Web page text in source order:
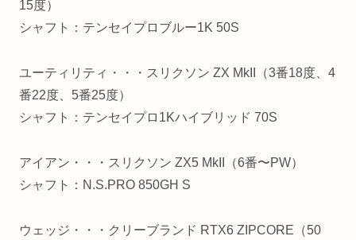
15度）
シャフト：テンセイプロブルー1K 50S
ユーティリティ・・・スリクソン ZX MkII（3番18度、4
番22度、5番25度）
シャフト：テンセイプロ1Kハイブリッド 70S
アイアン・・・スリクソン ZX5 MkII（6番〜PW）
シャフト：N.S.PRO 850GH S
ウェッジ・・・クリーブランド RTX6 ZIPCORE（50